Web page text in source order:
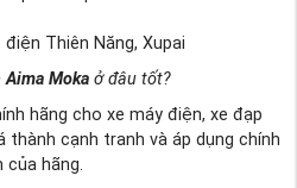
Thiên Năng, Xupai
Moka ở đâu tốt?
hãng cho xe máy điện, xe đạp
thành cạnh tranh và áp dụng chính
của hãng.